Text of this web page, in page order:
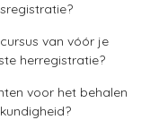
van vóór je
herregistratie?
voor het behalen